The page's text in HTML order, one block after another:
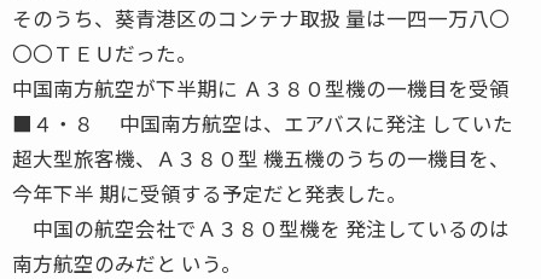
そのうち、葵青港区のコンテナ取扱 量は一四一万八〇
〇〇ＴＥＵだった。
中国南方航空が下半期に Ａ３８０型機の一機目を受領
■４・８ 中国南方航空は、エアバスに発注 していた
超大型旅客機、Ａ３８０型 機五機のうちの一機目を、
今年下半 期に受領する予定だと発表した。
中国の航空会社でＡ３８０型機を 発注しているのは
南方航空のみだと いう。